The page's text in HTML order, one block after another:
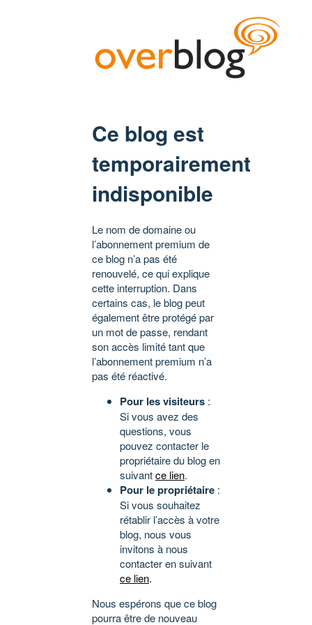
Ce blog est
temporairement
indisponible
Le nom de domaine ou
l’abonnement premium de
ce blog n’a pas été
renouvelé, ce qui explique
cette interruption. Dans
certains cas, le blog peut
également être protégé par
un mot de passe, rendant
son accès limité tant que
l’abonnement premium n’a
pas été réactivé.
Pour les visiteurs :
Si vous avez des
questions, vous
pouvez contacter le
propriétaire du blog en
suivantce lien.
Pour le propriétaire :
Si vous souhaitez
rétablir l’accès à votre
blog, nous vous
invitons à nous
contacter en suivant
ce lien.
Nous espérons que ce blog
pourra être de nouveau